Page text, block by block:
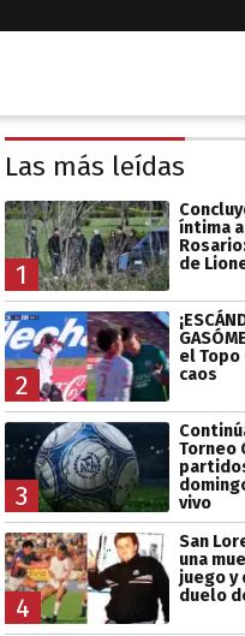
Las más leídas
1
íntima
de
2
el
caos
3
Torneo
vivo
4
San
una
juego y
duelo